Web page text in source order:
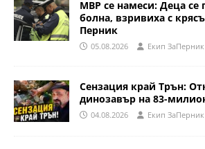
МВР се намеси: Деца се
болна, взривиха с
Перник
05.08.2026 Eкип ЗаПерник
Сензация край Трън:
динозавър на 83-
04.08.2026 Eкип ЗаПерник